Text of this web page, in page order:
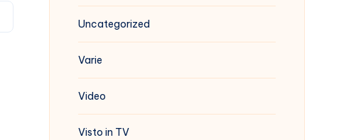
Uncategorized
Varie
Video
Visto in TV